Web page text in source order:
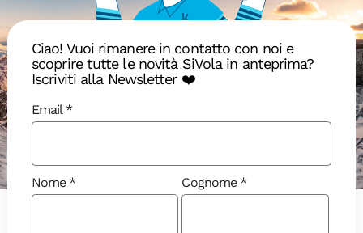
Scopri dove ti porto
Disponibili In arrivo Sold out
Ciao! Vuoi rimanere in contatto con noi e
scoprire tutte le novità SiVola in anteprima?
Iscriviti alla Newsletter ❤️
Email
Nome Cognome